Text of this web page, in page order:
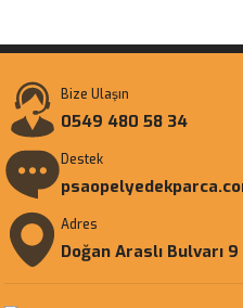
Bize Ulaşın
0549 480 58 34
Destek
Adres
Doğan Araslı Bulvarı